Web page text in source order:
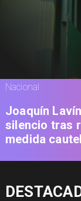
Nacional
Joaquín
silencio tras
medida